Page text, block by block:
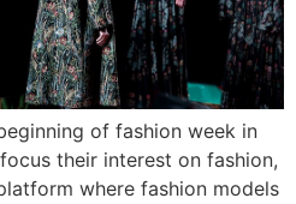
of fashion week in
their interest on fashion,
where fashion models